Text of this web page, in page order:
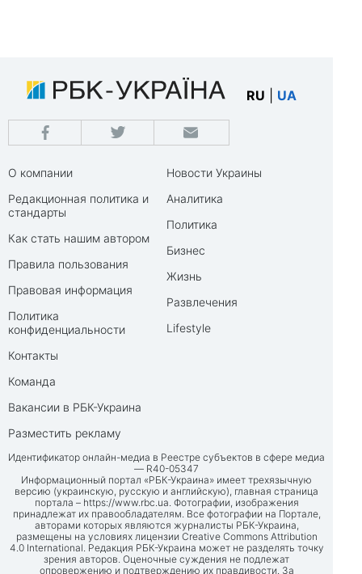
RU UA
О компании
Редакционная политика и
стандарты
Как стать нашим автором
Правила пользования
Правовая информация
Политика
конфиденциальности
Контакты
Команда
Вакансии в РБК-Украина
Разместить рекламу
Новости Украины
Аналитика
Политика
Бизнес
Жизнь
Развлечения
Lifestyle
Идентификатор онлайн-медиа в Реестре субъектов в сфере медиа
— R40-05347
Информационный портал «РБК-Украина» имеет трехязычную
версию (украинскую, русскую и английскую), главная страница
портала – https://www.rbc.ua. Фотографии, изображения
принадлежат их правообладателям. Все фотографии на Портале,
авторами которых являются журналисты РБК-Украина,
размещены на условиях лицензии Creative Commons Attribution
4.0 International. Редакция РБК-Украина может не разделять точку
зрения авторов. Оценочные суждения не подлежат
опровержению и подтверждению их правдивости. За